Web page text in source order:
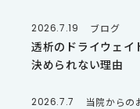
2026.7.19 ブログ
透析のドライウェイ
決められない理由
2026.7.7 当院からの